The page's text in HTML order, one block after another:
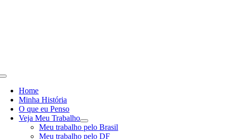
Toggle
NavigationHome
Minha História
O que eu Penso
Veja Meu Trabalho
Meu trabalho pelo Brasil
Meu trabalho pelo DF